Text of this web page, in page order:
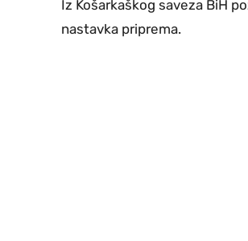
Iz Košarkaškog saveza BiH
nastavka priprema.